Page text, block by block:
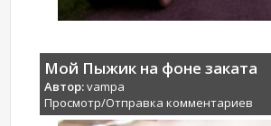
Мой Пыжик на фоне заката
Автор:vampa
Просмотр/Отправка комментариев